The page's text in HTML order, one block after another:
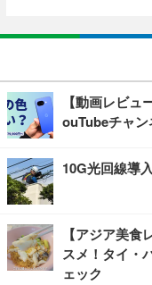
【動画レビ
ouTubeチャン
10G光回線導
【アジア美
スメ！タイ・
ェック